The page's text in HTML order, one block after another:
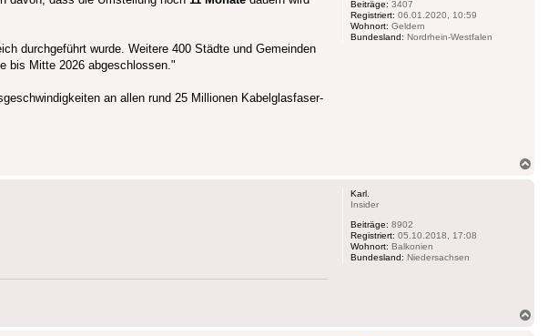
Beiträge: 3407
Registriert: 06.01.2020, 10:59
Wohnort: Geldern
Bundesland: Nordrhein-Westfalen
durchgeführt wurde. Weitere 400 Städte und Gemeinden
bis Mitte 2026 abgeschlossen."
an allen rund 25 Millionen Kabelglasfaser-
Karl.
Insider
Beiträge: 8902
Registriert: 05.10.2018, 17:08
Wohnort: Balkonien
Bundesland: Niedersachsen